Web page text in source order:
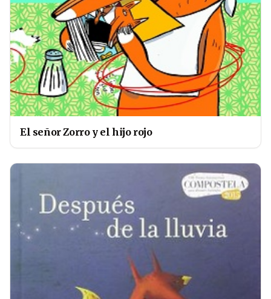
El señor Zorro y el hijo rojo